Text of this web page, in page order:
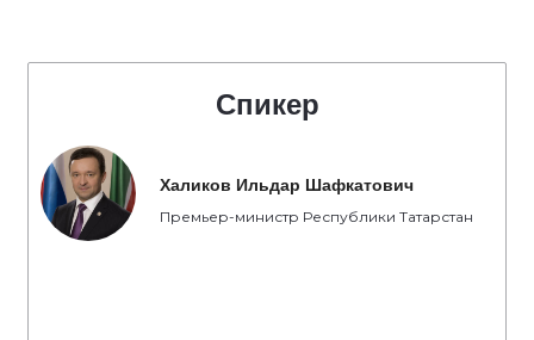
Спикер
Халиков Ильдар Шафкатович
Премьер-министр Республики Татарстан